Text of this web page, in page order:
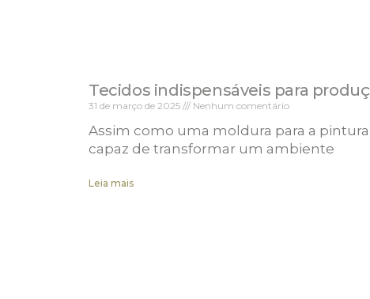
Tecidos indispensáveis para
31 de março de 2025 Nenhum comentário
Assim como uma moldura para a
capaz de transformar um ambiente
Leia mais